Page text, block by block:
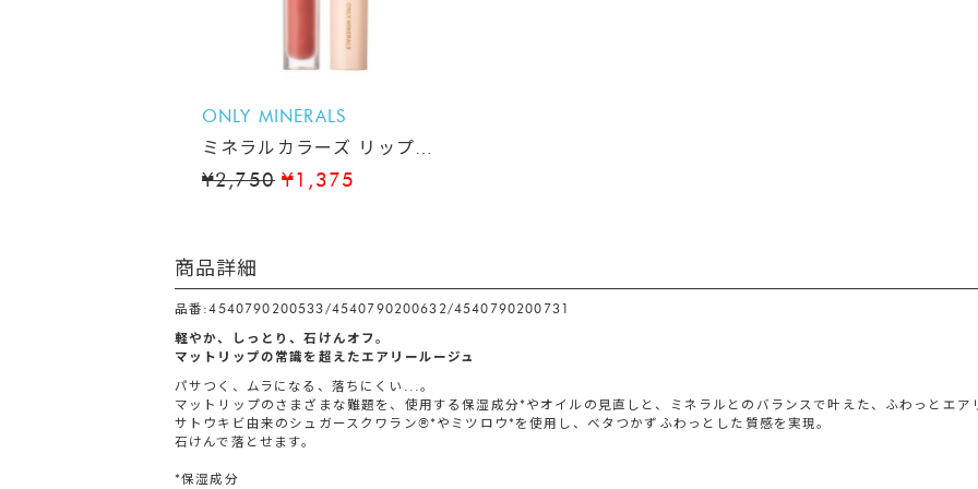
ONLY MINERALS
ミネラルカラーズ リップセ
ラム
¥2,750 ¥1,375
商品詳細
品番:4540790200533/4540790200632/4540790200731
軽やか、しっとり、石けんオフ。
マットリップの常識を超えたエアリールージュ
パサつく、ムラになる、落ちにくい...。
マットリップのさまざまな難題を、使用する保湿成分*やオイルの見直しと、ミネラルとのバランスで叶えた、ふわっとエア
サトウキビ由来のシュガースクワラン®*やミツロウ*を使用し、ベタつかずふわっとした質感を実現。
石けんで落とせます。
*保湿成分